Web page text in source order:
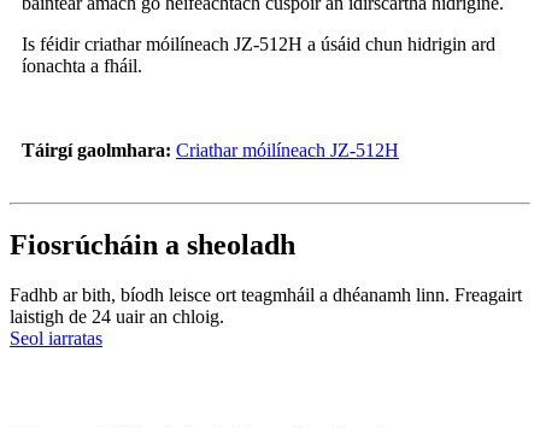
Is féidir criathar móilíneach JZ-512H a úsáid chun hidrigin ard
íonachta a fháil.
Táirgí gaolmhara: Criathar móilíneach JZ-512H
Fiosrúcháin a sheoladh
Fadhb ar bith, bíodh leisce ort teagmháil a dhéanamh linn. Freagairt
laistigh de 24 uair an chloig.
Seol iarratas